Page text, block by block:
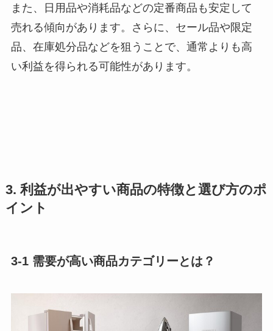
また、日用品や消耗品などの定番商品も安定して
売れる傾向があります。さらに、セール品や限定
品、在庫処分品などを狙うことで、通常よりも高
い利益を得られる可能性があります。
3. 利益が出やすい商品の特徴と選び方のポ
イント
3-1 需要が高い商品カテゴリーとは？